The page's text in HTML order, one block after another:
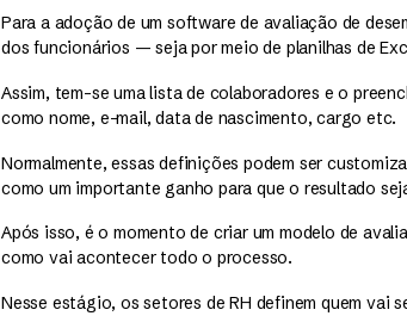
Para a adoção de um software de avaliação de
dos funcionários — seja por meio de planilhas de
Assim, tem-se uma lista de colaboradores e o
como nome, e-mail, data de nascimento, cargo etc.
Normalmente, essas definições podem ser
como um importante ganho para que o resultado
Após isso, é o momento de criar um modelo de
como vai acontecer todo o processo.
Nesse estágio, os setores de RH definem quem vai